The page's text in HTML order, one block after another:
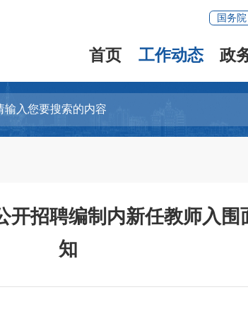
国务院
首页 工作动态 政
开招聘编制内新任教师入
知